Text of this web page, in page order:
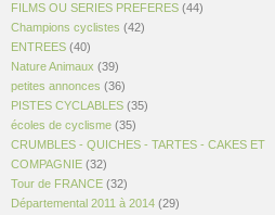
FILMS OU SERIES PREFERES (44)
Champions cyclistes (42)
ENTREES (40)
Nature Animaux (39)
petites annonces (36)
PISTES CYCLABLES (35)
écoles de cyclisme (35)
CRUMBLES - QUICHES - TARTES - CAKES ET
COMPAGNIE (32)
Tour de FRANCE (32)
Départemental 2011 à 2014 (29)